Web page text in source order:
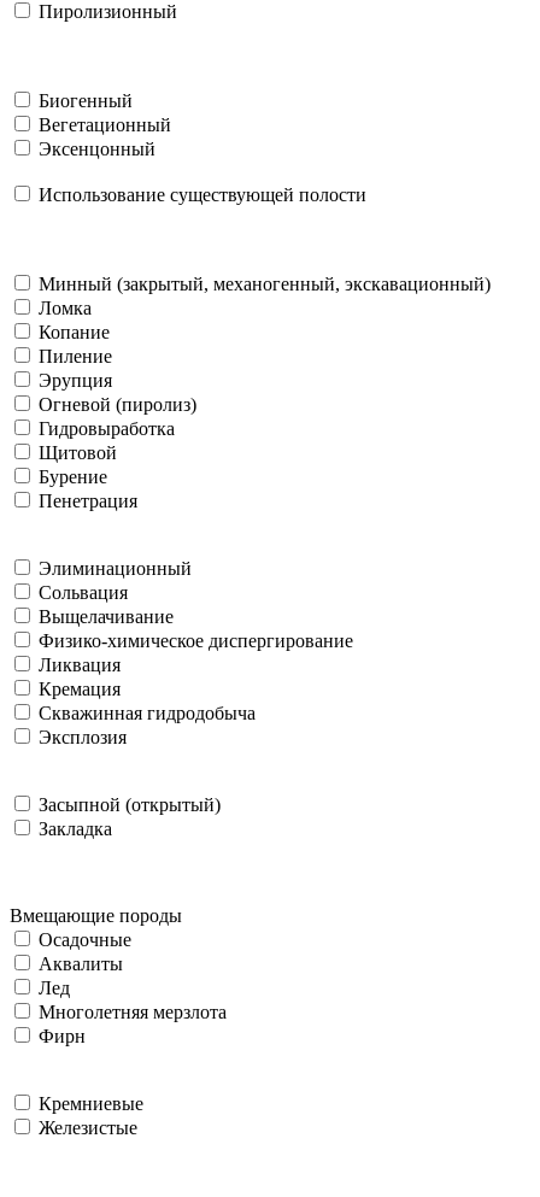
Пиролизионный
Биогенный
Вегетационный
Эксенцонный
Использование существующей полости
Минный (закрытый, механогенный, экскавационный)
Ломка
Копание
Пиление
Эрупция
Огневой (пиролиз)
Гидровыработка
Щитовой
Бурение
Пенетрация
Элиминационный
Сольвация
Выщелачивание
Физико-химическое диспергирование
Ликвация
Кремация
Скважинная гидродобыча
Эксплозия
Засыпной (открытый)
Закладка
Вмещающие породы
Осадочные
Аквалиты
Лед
Многолетняя мерзлота
Фирн
Кремниевые
Железистые